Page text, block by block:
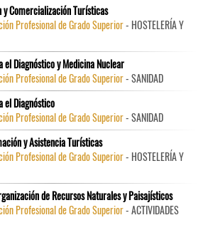
Comercialización Turísticas
Profesional de Grado Superior- HOSTELERÍA Y
Diagnóstico y Medicina Nuclear
Profesional de Grado Superior- SANIDAD
el Diagnóstico
Profesional de Grado Superior- SANIDAD
y Asistencia Turísticas
Profesional de Grado Superior- HOSTELERÍA Y
de Recursos Naturales y Paisajísticos
Profesional de Grado Superior- ACTIVIDADES